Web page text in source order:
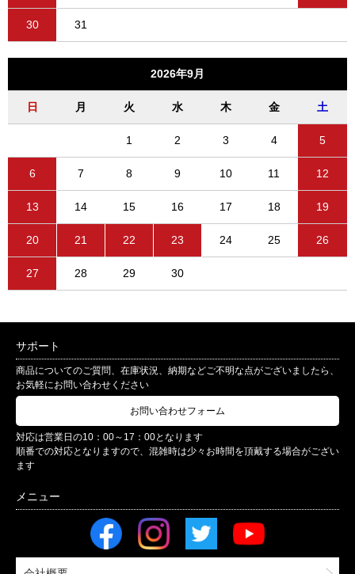
30 31
2026年9月
日 月 火 水 木 金 土
1 2 3 4 5
6 7 8 9 10 11 12
13 14 15 16 17 18 19
20 21 22 23 24 25 26
27 28 29 30
サポート
商品についてのご質問、在庫状況、納期などご不明な点がございましたら、
お気軽にお問い合わせください
お問い合わせフォーム
対応は営業日の10：00～17：00となります
順番での対応となりますので、混雑時は少々お時間を頂戴する場合がござい
ます